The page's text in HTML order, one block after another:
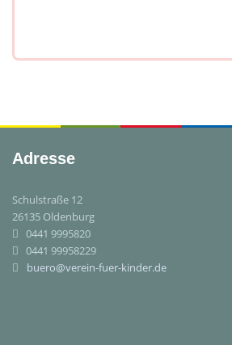
Adresse
Schulstraße 12
26135 Oldenburg
0441 9995820
0441 99958229
buero@verein-fuer-kinder.de